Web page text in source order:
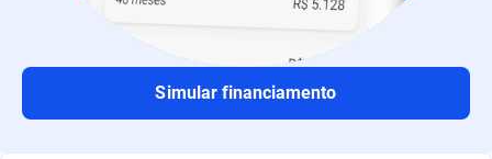
Simular financiamento